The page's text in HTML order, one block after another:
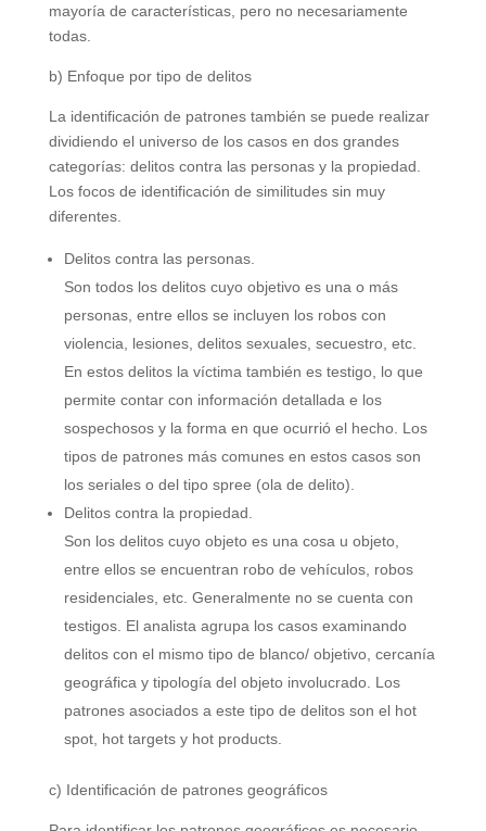
mayoría de características, pero no necesariamente
todas.
b) Enfoque por tipo de delitos
La identificación de patrones también se puede realizar
dividiendo el universo de los casos en dos grandes
categorías: delitos contra las personas y la propiedad.
Los focos de identificación de similitudes sin muy
diferentes.
Delitos contra las personas.
Son todos los delitos cuyo objetivo es una o más
personas, entre ellos se incluyen los robos con
violencia, lesiones, delitos sexuales, secuestro, etc.
En estos delitos la víctima también es testigo, lo que
permite contar con información detallada e los
sospechosos y la forma en que ocurrió el hecho. Los
tipos de patrones más comunes en estos casos son
los seriales o del tipo spree (ola de delito).
Delitos contra la propiedad.
Son los delitos cuyo objeto es una cosa u objeto,
entre ellos se encuentran robo de vehículos, robos
residenciales, etc. Generalmente no se cuenta con
testigos. El analista agrupa los casos examinando
delitos con el mismo tipo de blanco/ objetivo, cercanía
geográfica y tipología del objeto involucrado. Los
patrones asociados a este tipo de delitos son el hot
spot, hot targets y hot products.
c) Identificación de patrones geográficos